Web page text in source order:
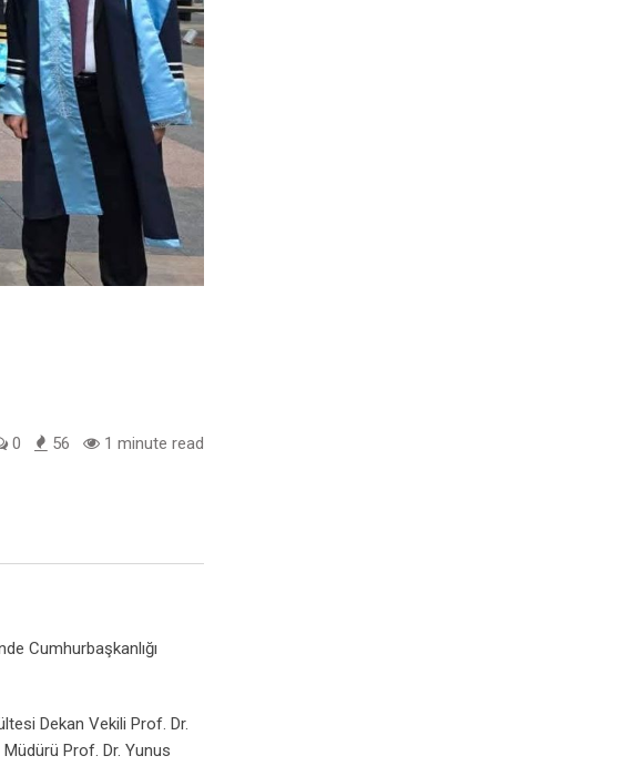
0 56 1 minute read
Cumhurbaşkanlığı
Dekan Vekili Prof. Dr.
Prof. Dr. Yunus